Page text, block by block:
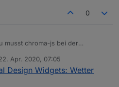
0
musst chroma-js bei der
Apr. 2020, 07:05
von
Design Widgets: Wetter